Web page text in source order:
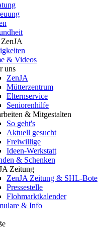
& Videos
uns
ZenJA
Mütterzentrum
Elternservice
Seniorenhilfe
& Mitgestalten
So geht's
Aktuell gesucht
Freiwillige
Ideen-Werkstatt
& Schenken
Zeitung
ZenJA Zeitung & SHL-Bote
Pressestelle
Flohmarktkalender
& Info